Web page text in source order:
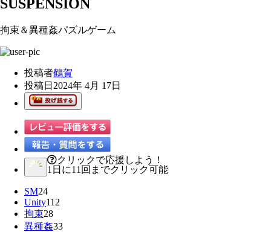
SUSPENSION
拘束＆異種姦パズルゲーム
投稿者鶴賀
投稿日 2024年 4月 17日
クリックで応援しよう！
1日に11回までクリック可能
SM24
Unity112
拘束28
異種姦33